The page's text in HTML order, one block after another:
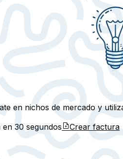
en nichos de mercado y
en 30 segundos Crear factura